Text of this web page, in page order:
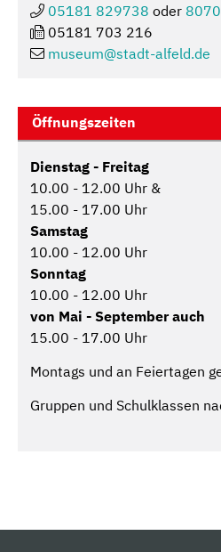
05181 829738 oder
05181 703 216
museum@stadt-alfeld.de
Öffnungszeiten
Dienstag - Freitag
10.00 - 12.00 Uhr &
15.00 - 17.00 Uhr
Samstag
10.00 - 12.00 Uhr
Sonntag
10.00 - 12.00 Uhr
von Mai - September auch
15.00 - 17.00 Uhr
Montags und an Feiertagen
Gruppen und Schulklassen